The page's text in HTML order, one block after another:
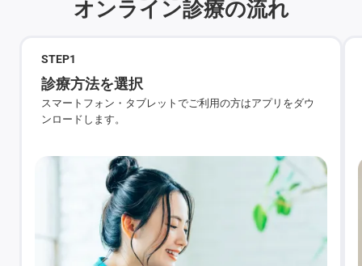
オンライン診療の流れ
STEP1
診療方法を選択
スマートフォン・タブレットでご利用の方はアプリをダウ
ンロードします。